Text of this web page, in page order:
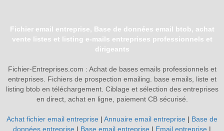
Fichier email entreprise, Base de données email btob, achat
vente listes et listing e-mails entreprises professionnels et
dirigeants
Fichier-Entreprises.com : Achat de bases emails professionnels et
entreprises. Fichiers de prospection emailing. base emails, liste et
listing btob en téléchargement. Ciblage et sélection des entreprises
en direct, achat en ligne, paiement CB sécurisé.
Achat fichier email entreprise | Annuaire email entreprise | Base de
données entreprise | Base email entreprise | Email entreprise |